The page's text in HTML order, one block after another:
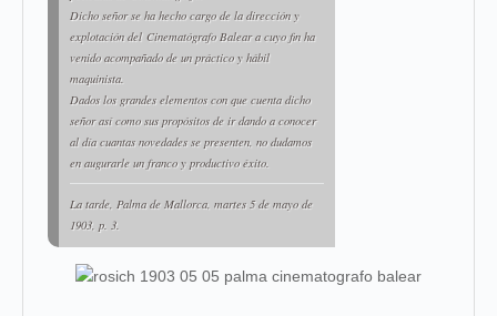
Dicho señor se ha hecho cargo de la dirección y
explotación del Cinematógrafo Baleara cuyo fin ha
venido acompañado de un práctico y hábil
maquinista.
Dados los grandes elementos con que cuenta dicho
señor así como sus propósitos de ir dando a conocer
al día cuantas novedades se presenten, no dudamos
en augurarle un franco y productivo éxito.
La tarde, Palma de Mallorca, martes 5 de mayo de
1903, p. 3.